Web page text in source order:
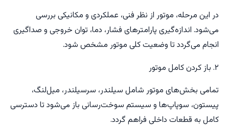
در این مرحله، موتور از نظر فنی، عملکردی و مکانیکی بررسی
می‌شود. اندازه‌گیری پارامترهای فشار، دما، توان خروجی و صداگیری
انجام می‌گردد تا وضعیت کلی موتور مشخص شود.
۲. باز کردن کامل موتور
تمامی بخش‌های موتور شامل سیلندر، سرسیلندر، میل‌لنگ،
پیستون، سوپاپ‌ها و سیستم سوخت‌رسانی باز می‌شود تا دسترسی
کامل به قطعات داخلی فراهم گردد.